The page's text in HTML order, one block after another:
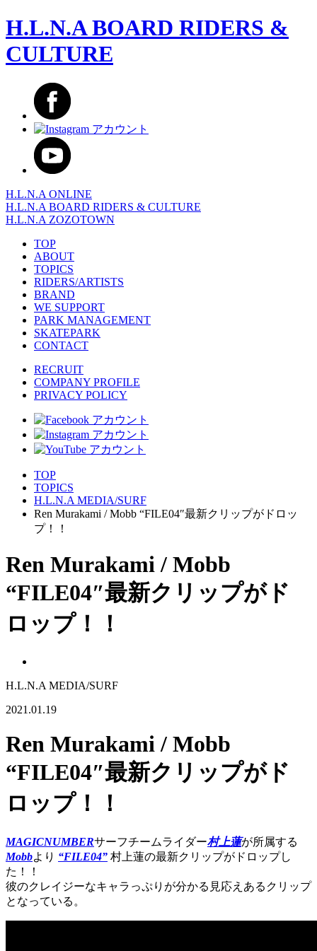
H.L.N.A BOARD RIDERS &
CULTURE
H.L.N.A ONLINE
H.L.N.A BOARD RIDERS & CULTURE
H.L.N.A ZOZOTOWN
TOP
ABOUT
TOPICS
RIDERS/ARTISTS
BRAND
WE SUPPORT
PARK MANAGEMENT
SKATEPARK
CONTACT
RECRUIT
COMPANY PROFILE
PRIVACY POLICY
TOP
TOPICS
H.L.N.A MEDIA/SURF
Ren Murakami / Mobb “FILE04″最新クリップがドロッ
プ！！
Ren Murakami / Mobb
“FILE04″最新クリップがド
ロップ！！
H.L.N.A MEDIA/SURF
2021.01.19
Ren Murakami / Mobb
“FILE04″最新クリップがド
ロップ！！
MAGICNUMBERサーフチームライダー村上蓮が所属する
Mobbより “FILE04” 村上蓮の最新クリップがドロップし
た！！
彼のクレイジーなキャラっぷりが分かる見応えあるクリップ
となっている。